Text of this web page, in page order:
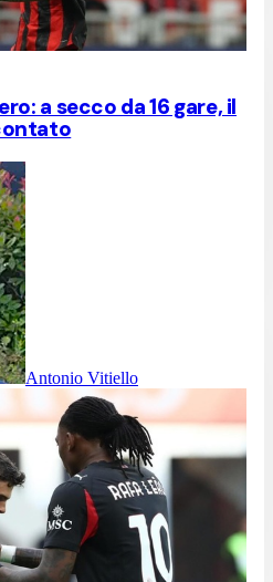
a secco da 16 gare, il
Antonio Vitiello